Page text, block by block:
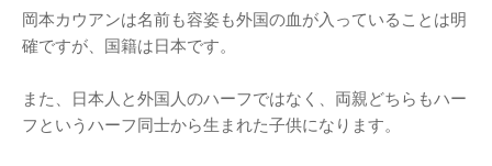
岡本カウアンは名前も容姿も外国の血が入っていることは明
確ですが、国籍は日本です。
また、日本人と外国人のハーフではなく、両親どちらもハー
フというハーフ同士から生まれた子供になります。